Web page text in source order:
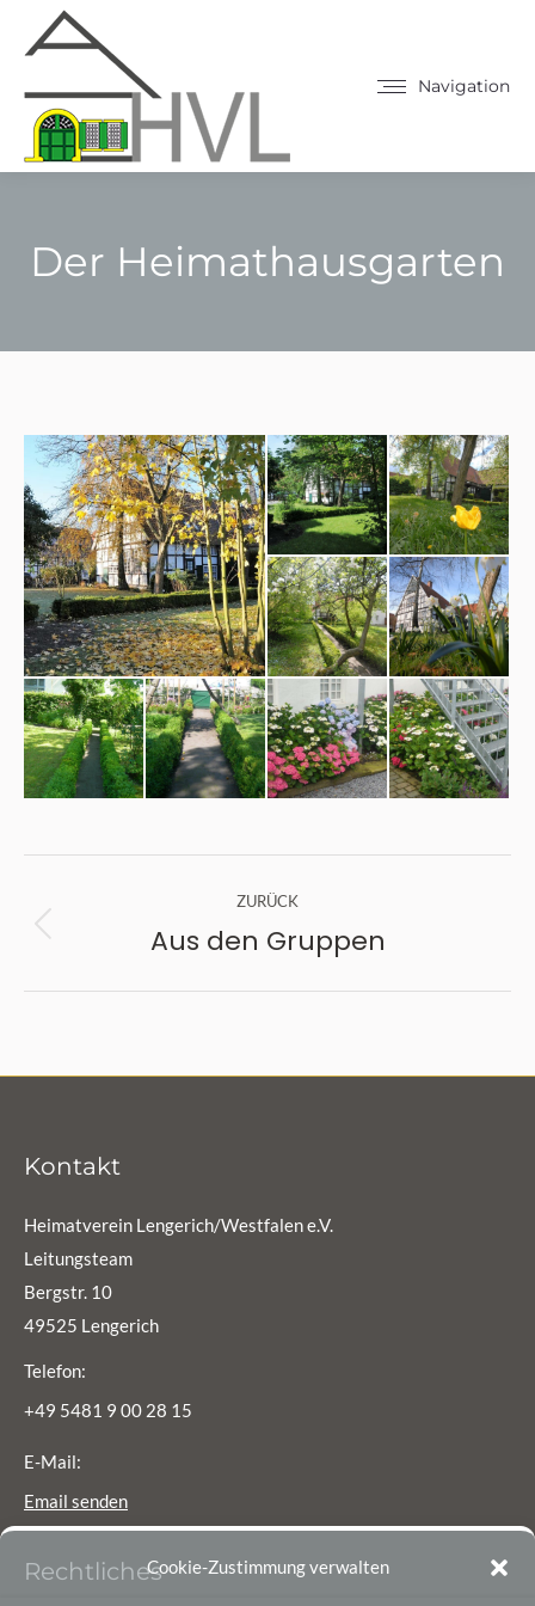
Cookie-Zustimmung verwalten
Navigation
Der Heimathausgarten
Navigation
ZURÜCK
Vorheriges
Aus den Gruppen
Kontakt
Heimatverein Lengerich/Westfalen e.V.
Leitungsteam
Bergstr. 10
49525 Lengerich
Telefon:
+49 5481 9 00 28 15
E-Mail:
Email senden
Rechtliches